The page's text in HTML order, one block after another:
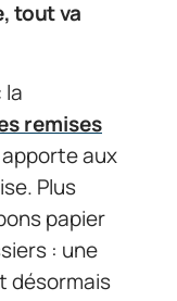
tout va
la
remises
apporte aux
Plus
papier
: une
désormais